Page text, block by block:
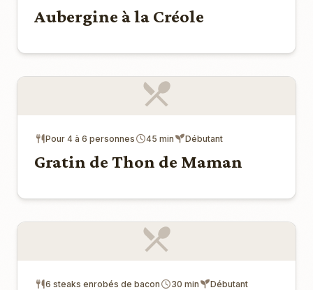
Aubergine à la Créole
Pour 4 à 6 personnes 45 min Débutant
Gratin de Thon de Maman
6 steaks enrobés de bacon 30 min Débutant